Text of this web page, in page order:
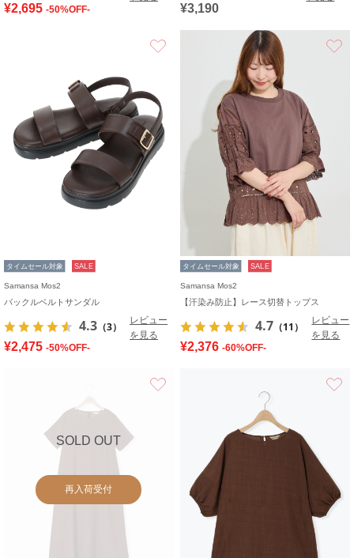
¥2,695 -50%OFF-
¥3,190
タイムセール対象 SALE
Samansa Mos2
バックルベルトサンダル
4.3 （3）
レビュー
を見る
¥2,475 -50%OFF-
タイムセール対象 SALE
Samansa Mos2
【汗染み防止】レース切替トップス
4.7 （11）
レビュー
を見る
¥2,376 -60%OFF-
SOLD OUT
再入荷受付